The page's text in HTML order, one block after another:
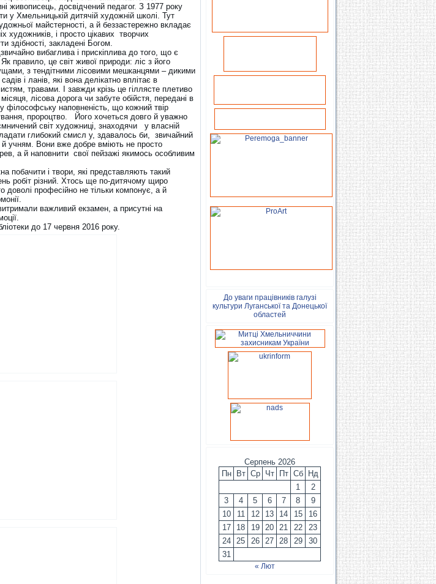
живописець, досвідчений педагог. З 1977 року
у Хмельницькій дитячій художній школі. Тут
майстерності, а й беззастережно вкладає
і просто цікавих творчих
здібності, закладені Богом.
вибаглива і прискіплива до того, що є
правило, це світ живої природи: ліс з його
з тендітними лісовими мешканцями – дикими
і ланів, які вона делікатно вплітає в
травами. І завжди крізь це гіллясте плетиво
лісова дорога чи забуте обійстя, передані в
філософську наповненість, що кожний твір
пророцтво. Його хочеться довго й уважно
світ художниці, знаходячи у власній
глибокий смисл у, здавалось би, звичайний
й учням. Вони вже добре вміють не просто
а й наповнити свої пейзажі якимось особливим
побачити і твори, які представляють такий
робіт різний. Хтось ще по-дитячому щиро
доволі професійно не тільки компонує, а й
важливий екзамен, а присутні на
до 17 червня 2016 року.
До уваги працівників галузі
культури Луганської та Донецької
областей
Серпень 2026
Пн
Вт Ср Чт Пт Сб
Нд
1
2
3
4 5 6 7 8
9
10
11 12 13 14 15
16
17
18 19 20 21 22
23
24
25 26 27 28 29
30
31
« Лют